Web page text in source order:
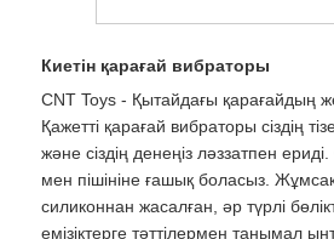
Киетін қарағай вибраторы
CNT Toys - Қытайдағы қарағайдың
Қажетті қарағай вибраторы сіздің
және сіздің денеңіз ләззатпен
мен пішініне ғашық боласыз.
силиконнан жасалған, әр түрлі
емізіктерге тәттілермен танымал